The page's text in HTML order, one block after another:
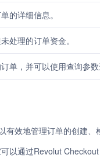
的详细信息。
处理的订单资金。
单，并可以使用查询参
有效地管理订单的创建、
以通过Revolut